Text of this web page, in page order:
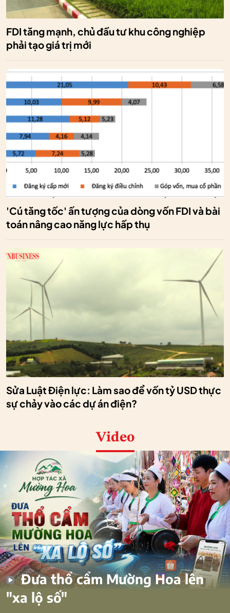
FDI tăng mạnh, chủ đầu tư khu công nghiệp
phải tạo giá trị mới
'Cú tăng tốc' ấn tượng của dòng vốn FDI và bài
toán nâng cao năng lực hấp thụ
Sửa Luật Điện lực: Làm sao để vốn tỷ USD thực
sự chảy vào các dự án điện?
Video
Đưa thổ cẩm Mường Hoa lên
"xa lộ số"